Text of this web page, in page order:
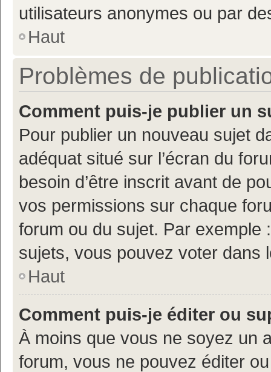
utilisateurs anonymes ou par
Haut
Problèmes de
Comment puis-je publier un
Pour publier un nouveau sujet
adéquat situé sur l’écran du
besoin d’être inscrit avant de
vos permissions sur chaque
forum ou du sujet. Par
sujets, vous pouvez voter dans
Haut
Comment puis-je éditer ou
À moins que vous ne soyez un
forum, vous ne pouvez éditer